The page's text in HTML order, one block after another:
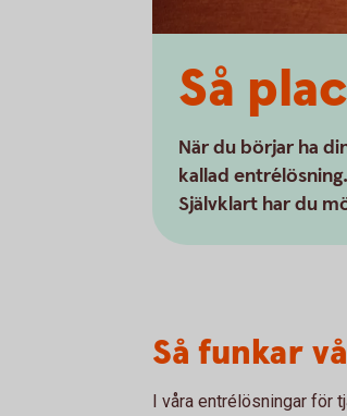
Så
När du börjar ha
kallad
Självklart har du
Så funkar
I våra entrélösningar för